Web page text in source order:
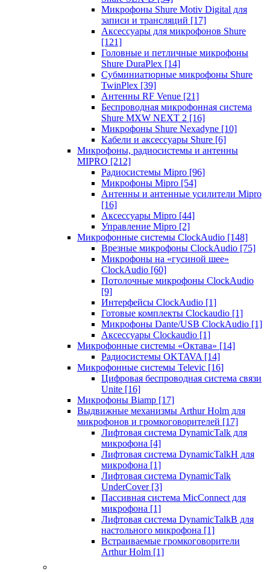
Микрофоны Shure Motiv Digital для
записи и трансляций [17]
Аксессуары для микрофонов Shure
[121]
Головные и петличные микрофоны
Shure DuraPlex [14]
Субминиатюрные микрофоны Shure
TwinPlex [39]
Антенны RF Venue [21]
Беспроводная микрофонная система
Shure MXW NEXT 2 [16]
Микрофоны Shure Nexadyne [10]
Кабели и аксессуары Shure [6]
Микрофоны, радиосистемы и антенны
MIPRO [212]
Радиосистемы Mipro [96]
Микрофоны Mipro [54]
Антенны и антенные усилители Mipro
[16]
Аксессуары Mipro [44]
Управление Mipro [2]
Микрофонные системы ClockAudio [148]
Врезные микрофоны ClockAudio [75]
Микрофоны на «гусиной шее»
ClockAudio [60]
Потолочные микрофоны ClockAudio
[9]
Интерфейсы ClockAudio [1]
Готовые комплекты Clockaudio [1]
Микрофоны Dante/USB ClockAudio [1]
Аксессуары Clockaudio [1]
Микрофонные системы «Октава» [14]
Радиосистемы OKTAVA [14]
Микрофонные системы Televic [16]
Цифровая беспроводная система связи
Unite [16]
Микрофоны Biamp [17]
Выдвижные механизмы Arthur Holm для
микрофонов и громкоговорителей [17]
Лифтовая система DynamicTalk для
микрофона [4]
Лифтовая система DynamicTalkH для
микрофона [1]
Лифтовая система DynamicTalk
UnderCover [3]
Пассивная система MicConnect для
микрофона [1]
Лифтовая система DynamicTalkB для
настольного микрофона [1]
Встраиваемые громкоговорители
Arthur Holm [1]